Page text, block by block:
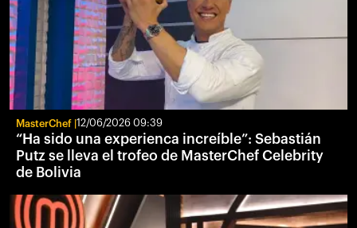
MasterChef 12/06/2026 09:39
“Ha sido una experienca increíble”: Sebastián
Putz se lleva el trofeo de MasterChef Celebrity
de Bolivia